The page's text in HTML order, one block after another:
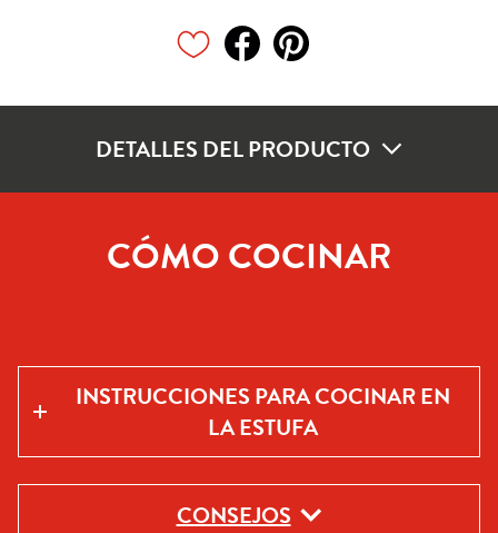
DETALLES DEL PRODUCTO
CÓMO COCINAR
INSTRUCCIONES PARA COCINAR EN
LA ESTUFA
CONSEJOS